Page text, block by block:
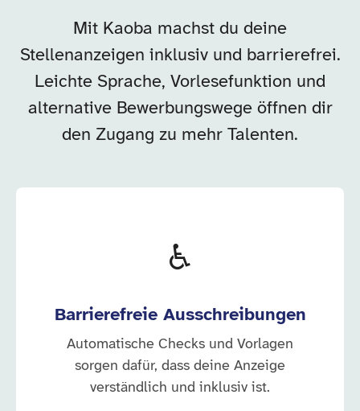
Mit Kaoba machst du deine
Stellenanzeigen inklusiv und barrierefrei.
Leichte Sprache, Vorlesefunktion und
alternative Bewerbungswege öffnen dir
den Zugang zu mehr Talenten.
♿
Barrierefreie Ausschreibungen
Automatische Checks und Vorlagen
sorgen dafür, dass deine Anzeige
verständlich und inklusiv ist.